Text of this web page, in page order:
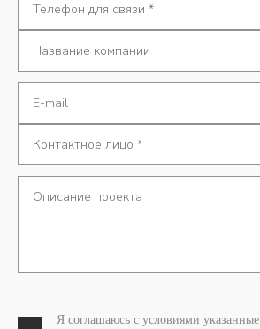
Я соглашаюсь с условиями указанные